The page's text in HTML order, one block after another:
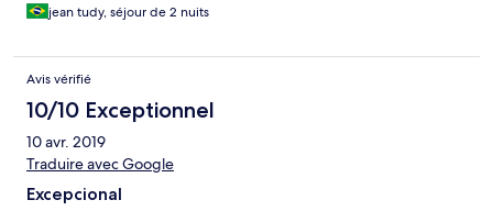
jean tudy, séjour de 2 nuits
Avis vérifié
10/10 Exceptionnel
10 avr. 2019
Traduire avec Google
Excepcional